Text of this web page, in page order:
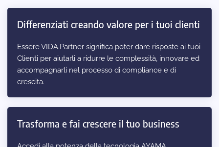
Differenziati creando valore per i tuoi clienti
Essere VIDA.Partner significa poter dare risposte ai tuoi
Clienti per aiutarli a ridurre le complessità, innovare ed
accompagnarli nel processo di compliance e di
crescita.
Trasforma e fai crescere il tuo business